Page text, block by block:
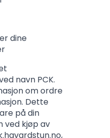
dine
navn PCK.
om ordre
Dette
på din
ved kjøp av